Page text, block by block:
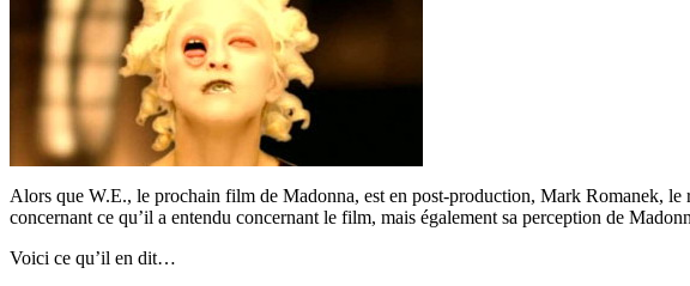
Alors que W.E., le prochain film de Madonna, est en post-production, Mark Romanek, le
concernant ce qu’il a entendu concernant le film, mais également sa perception de
Voici ce qu’il en dit…